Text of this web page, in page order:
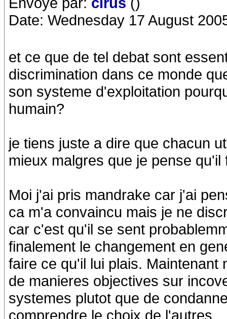
Date: Wednesday 17 August
et ce que de tel debat sont
discrimination dans ce monde
son systeme d'exploitation
humain?
je tiens juste a dire que chacun
mieux malgres que je pense
Moi j'ai pris mandrake car j'ai
ca m'a convaincu mais je ne
car c'est qu'il se sent
finalement le changement en
faire ce qu'il lui plais.
de manieres objectives sur
systemes plutot que de
comprendre le choix de l'autres